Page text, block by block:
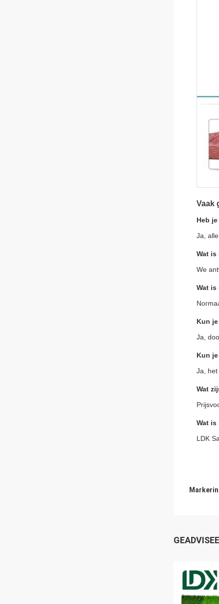
Vaak
Heb
Ja,
Wat is
We
Wat
Kun
Ja,
Kun
Ja,
Wat
Wat is
LDK